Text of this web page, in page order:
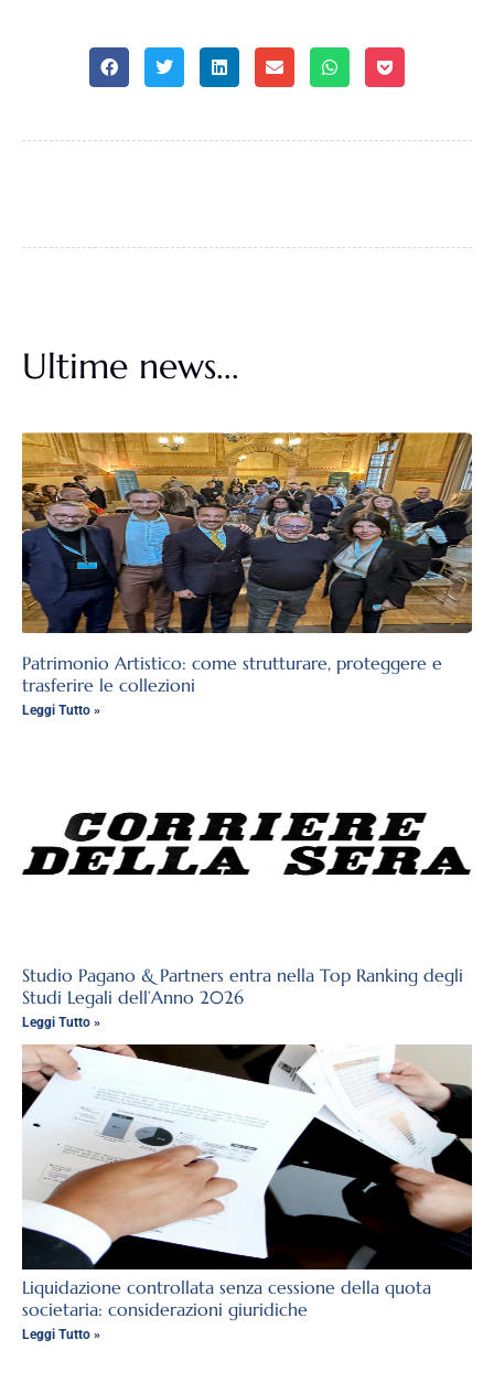
Ultime news...
Patrimonio Artistico: come strutturare, proteggere e
trasferire le collezioni
Leggi Tutto »
Studio Pagano & Partners entra nella Top Ranking degli
Studi Legali dell’Anno 2026
Leggi Tutto »
Liquidazione controllata senza cessione della quota
societaria: considerazioni giuridiche
Leggi Tutto »